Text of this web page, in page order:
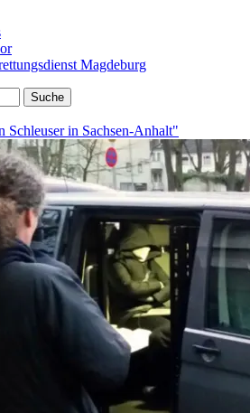
Magdeburg
Schleuser in Sachsen-Anhalt"